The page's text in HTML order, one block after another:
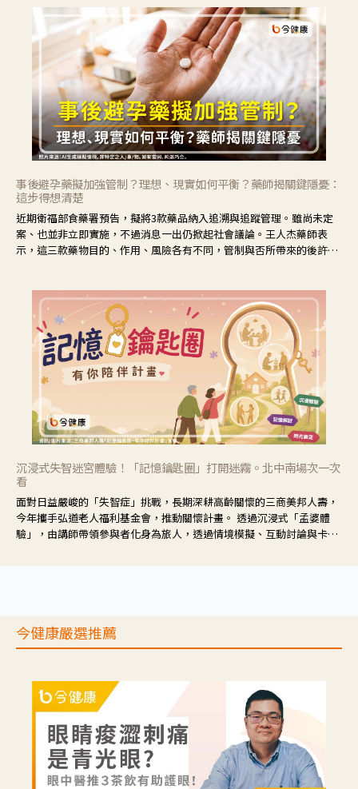
事後避孕藥擬加強管制？理想、現實如何平衡？藥師揭關鍵隱憂：
這步得想清楚
近期衛福部食藥署預告，擬將3款藥品納入追溯與追蹤管理。雖尚未定
案、也並非立即實施，不過消息一出仍掀起社會議論。王人杰藥師表
示，這三款藥物目的、作用、風險各有不同，管制與否所帶來的後許影
沉浸式失智迷宮體驗！「記憶鑰匙圈」打開迷霧。北中南場次一次
看
面對日益嚴峻的「失智症」挑戰，長期深耕高齡關懷的三商美邦人壽，
今年攜手弘道老人福利基金會，推動關懷計畫。 透過沉浸式「孟婆體
驗」，由講師帶領參與者化身為旅人，透過情境模擬、互動討論與卡牌
今健康嚴選推薦